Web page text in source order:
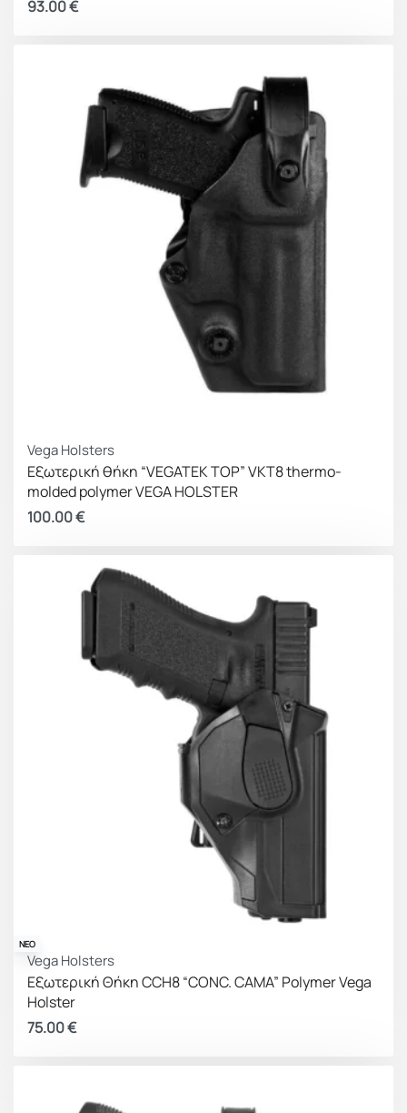
93.00€
Vega Holsters
Εξωτερική θήκη “VEGATEK TOP” VKT8 thermo-
molded polymer VEGA HOLSTER
100.00€
ΝΕΟ
Vega Holsters
Εξωτερική Θήκη CCH8 “CONC. CAMA” Polymer Vega
Holster
75.00€